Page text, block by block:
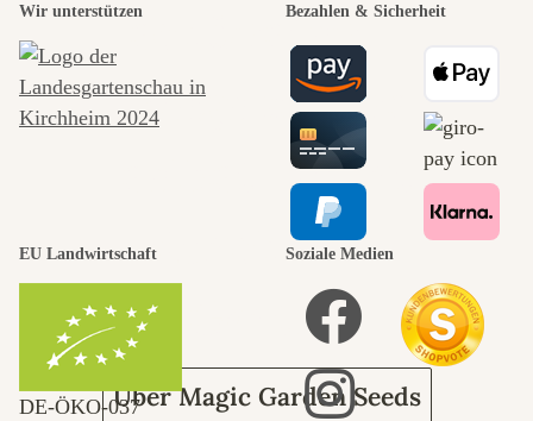
schönsten
Wege zu uns
selbst führt
durch den
Garten
Über Magic Garden Seeds
Wir unterstützen Bezahlen & Sicherheit
EU Landwirtschaft
DE‑ÖKO‑037
Soziale Medien